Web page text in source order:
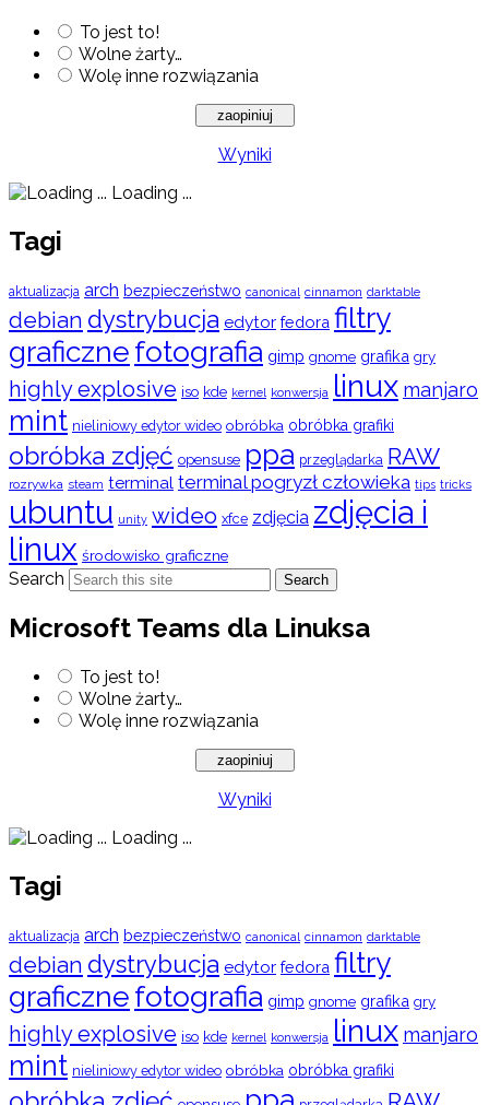
To jest to!
Wolne żarty…
Wolę inne rozwiązania
Wyniki
Loading ...
Tagi
aktualizacja arch bezpieczeństwo canonical cinnamon darktable
debian dystrybucja edytor fedora filtry
graficznefotografia gimp gnome grafika gry
highly explosive iso kde kernel konwersja linux manjaro
mint nieliniowy edytor wideo obróbka obróbka grafiki
obróbka zdjęć opensuse ppa przeglądarka RAW
rozrywka steam terminal terminal pogryzł człowieka tips tricks
ubuntu unity wideo xfce zdjęcia zdjęcia i
linux środowisko graficzne
Search Search
Microsoft Teams dla Linuksa
To jest to!
Wolne żarty…
Wolę inne rozwiązania
Wyniki
Loading ...
Tagi
aktualizacja arch bezpieczeństwo canonical cinnamon darktable
debian dystrybucja edytor fedora filtry
graficznefotografia gimp gnome grafika gry
highly explosive iso kde kernel konwersja linux manjaro
mint nieliniowy edytor wideo obróbka obróbka grafiki